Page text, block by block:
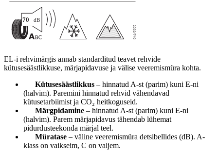
EL-i rehvimärgis annab standarditud teavet rehvide
kütusesäästlikkuse, märjapidavuse ja välise veeremismüra kohta.
Kütusesäästlikkus – hinnatud A-st (parim) kuni E-ni
(halvim). Paremini hinnatud rehvid vähendavad
kütusetarbiimist ja CO₂ heitkoguseid.
Märgpidamine – hinnatud A-st (parim) kuni E-ni
(halvim). Parem märjapidavus tähendab lühemat
pidurdusteekonda märjal teel.
Müratase – väline veeremismüra detsibellides (dB). A-
klass on vaikseim, C on valjem.